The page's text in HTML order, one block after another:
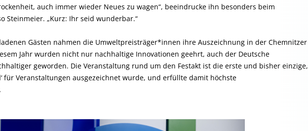
auch immer wieder Neues zu wagen“, beeindrucke ihn besonders beim
Steinmeier. „Kurz: Ihr seid wunderbar.“
Gästen nahmen die Umweltpreisträger*innen ihre Auszeichnung in der Chemnitzer
Jahr wurden nicht nur nachhaltige Innovationen geehrt, auch der Deutsche
geworden. Die Veranstaltung rund um den Festakt ist die erste und bisher einzige,
für Veranstaltungen ausgezeichnet wurde, und erfüllte damit höchste